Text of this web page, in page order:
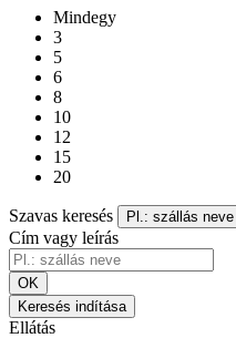
Mindegy
3
5
6
8
10
12
15
20
Szavas keresés Pl.: szállás neve
Cím vagy leírás
OK
Keresés indítása
Ellátás